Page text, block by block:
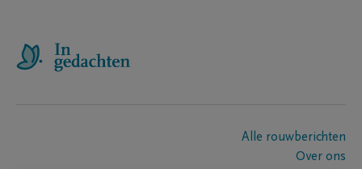
Alle rouwberichten
Over ons